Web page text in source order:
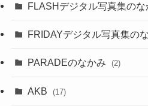
FLASHデジタル写真集のな
FRIDAYデジタル写真集の
PARADEのなかみ (2)
AKB (17)